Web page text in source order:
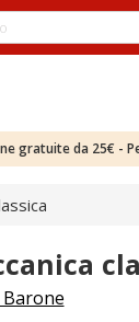
gratuite da 25€ -